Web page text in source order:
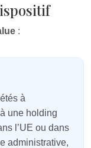
:
à
une holding
l’UE ou dans
administrative,